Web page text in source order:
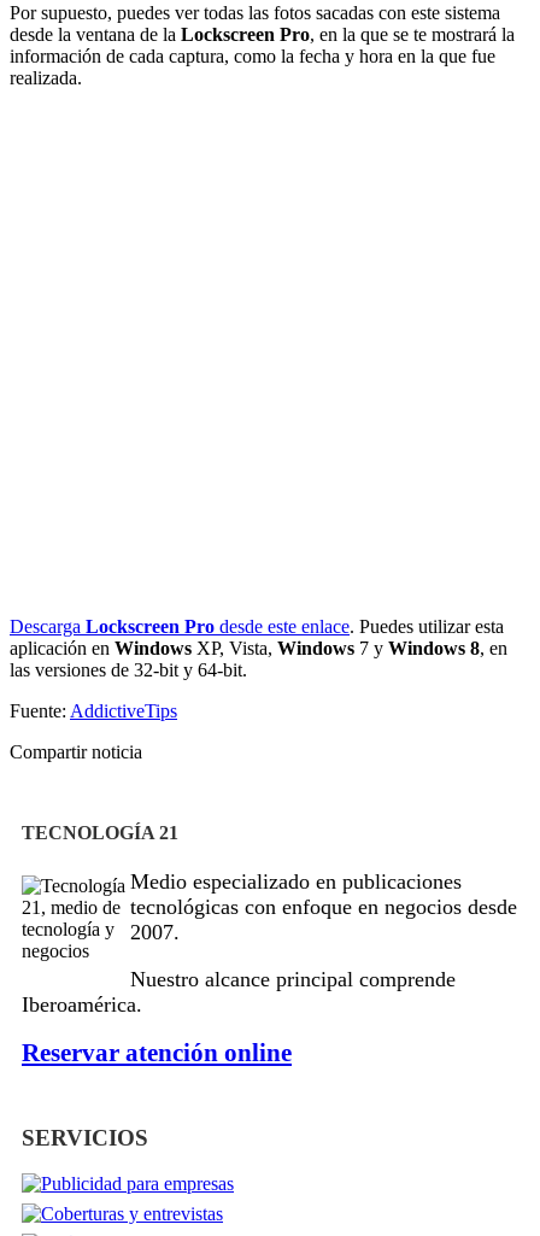
Por supuesto, puedes ver todas las fotos sacadas con este sistema
desde la ventana de la Lockscreen Pro, en la que se te mostrará la
información de cada captura, como la fecha y hora en la que fue
realizada.
Descarga Lockscreen Pro desde este enlace. Puedes utilizar esta
aplicación en Windows XP, Vista, Windows 7 y Windows 8, en
las versiones de 32-bit y 64-bit.
Fuente: AddictiveTips
Compartir noticia
TECNOLOGÍA 21
Medio especializado en publicaciones
tecnológicas con enfoque en negocios desde
2007.
Nuestro alcance principal comprende
Iberoamérica.
Reservar atención online
SERVICIOS